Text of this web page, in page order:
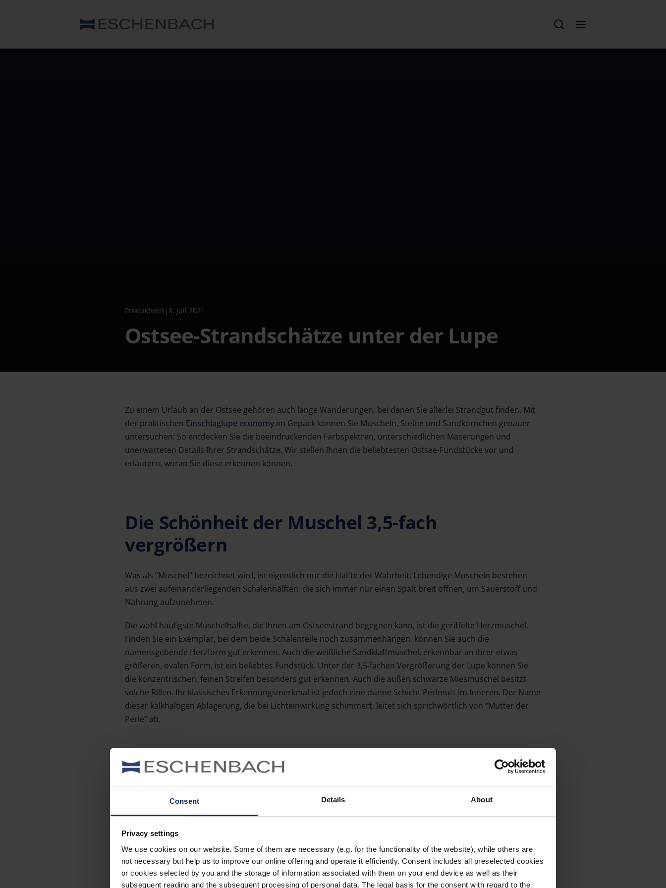
Consent Details About
Privacy settings
We use cookies on our website. Some of them are necessary (e.g. for the functionality of the website), while others are
not necessary but help us to improve our online offering and operate it efficiently. Consent includes all preselected cookies
or cookies selected by you and the storage of information associated with them on your end device as well as their
subsequent reading and the subsequent processing of personal data. The legal basis for the consent with regard to the
Produktwelt| 8. Juli 2021
Ostsee-Strandschätze unter der Lupe
Zu einem Urlaub an der Ostsee gehören auch lange Wanderungen, bei denen Sie allerlei Strandgut finden. Mit
der praktischen Einschlaglupe economy im Gepäck können Sie Muscheln, Steine und Sandkörnchen genauer
untersuchen: So entdecken Sie die beeindruckenden Farbspektren, unterschiedlichen Maserungen und
unerwarteten Details Ihrer Strandschätze. Wir stellen Ihnen die beliebtesten Ostsee-Fundstücke vor und
erläutern, woran Sie diese erkennen können.
Die Schönheit der Muschel 3,5-fach
vergrößern
Was als “Muschel” bezeichnet wird, ist eigentlich nur die Hälfte der Wahrheit: Lebendige Muscheln bestehen
aus zwei aufeinanderliegenden Schalenhälften, die sich immer nur einen Spalt breit öffnen, um Sauerstoff und
Nahrung aufzunehmen.
Die wohl häufigste Muschelhälfte, die Ihnen am Ostseestrand begegnen kann, ist die geriffelte Herzmuschel.
Finden Sie ein Exemplar, bei dem beide Schalenteile noch zusammenhängen, können Sie auch die
namensgebende Herzform gut erkennen. Auch die weißliche Sandklaffmuschel, erkennbar an ihrer etwas
größeren, ovalen Form, ist ein beliebtes Fundstück. Unter der 3,5-fachen Vergrößerung der Lupe können Sie
die konzentrischen, feinen Streifen besonders gut erkennen. Auch die außen schwarze Miesmuschel besitzt
solche Rillen. Ihr klassisches Erkennungsmerkmal ist jedoch eine dünne Schicht Perlmutt im Inneren. Der Name
dieser kalkhaltigen Ablagerung, die bei Lichteinwirkung schimmert, leitet sich sprichwörtlich von “Mutter der
Perle” ab.
Vom Feuerstein zum Hühnergott: Mit der
Lupe auf Lochsuche
Auch zahlreiche Steine gehören zu den Strandschätzen der Ostsee, darunter vor allem die schwarz-weißen
Feuersteine. Wer zwei dieser Exemplare mehrfach kräftig aufeinander schlägt, kann einen brandigen Geruch
oder sogar Funken erkennen. Aber Vorsicht: Die Steine splittern schnell und erhalten dabei scharfe Kanten.
Wer einen Feuerstein mit einem Loch findet, hat einen Glücksbringer erwischt: Unzählige Legenden ranken sich